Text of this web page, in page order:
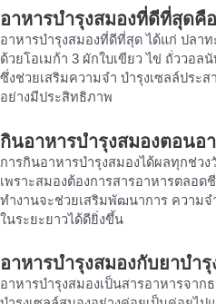
อาหารบำรุงสมองที่ดีที่สุดคื
อาหารบำรุงสมองที่ดีที่สุด ได้แก่ ปลา
ด้วยโอเมก้า 3 ผักใบเขียว ไข่ ถั่ววอล
ซึ่งช่วยเสริมความจำ บำรุงเซลล์ประ
อย่างมีประสิทธิภาพ
กินอาหารบำรุงสมองตอนอ
การกินอาหารบำรุงสมองได้ผลทุกช่วง
เพราะสมองต้องการสารอาหารตลอด
ทำงานจะช่วยเสริมพัฒนาการ ความ
ในระยะยาวได้ดียิ่งขึ้น
อาหารบำรุงสมองกับยาบำ
อาหารบำรุงสมองเป็นสารอาหารจา